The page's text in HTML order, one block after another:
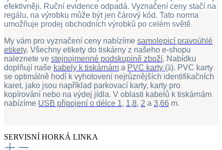
efektivněji. Ruční evidence odpadá. Vyznačení ceny stačí na
regálu, na výrobku může být jen čárový kód. Tato norma
umožňuje prodej obchodních výrobků po celém světě.
My vám pro vyznačení ceny nabízíme samolepicí pravoúhlé
etikety. Všechny etikety do tiskárny z našeho e-shopu
naleznete ve stejnojmenné podskupině zboží. Nabídku
doplňují naše kabely k tiskárnám a PVC karty (à). PVC karty
se optimálně hodí k vyhotovení nejrůznějších identifikačních
karet, jako jsou například parkovací karty, karty pro
kopírování nebo na výdej jídla. V oblasti kabelů k tiskárnám
nabízíme USB připojení o délce 1, 1,8, 2 a 3,66 m.
SERVISNÍ HORKÁ LINKA